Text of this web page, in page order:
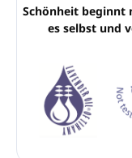
Schönheit beginnt
es selbst und